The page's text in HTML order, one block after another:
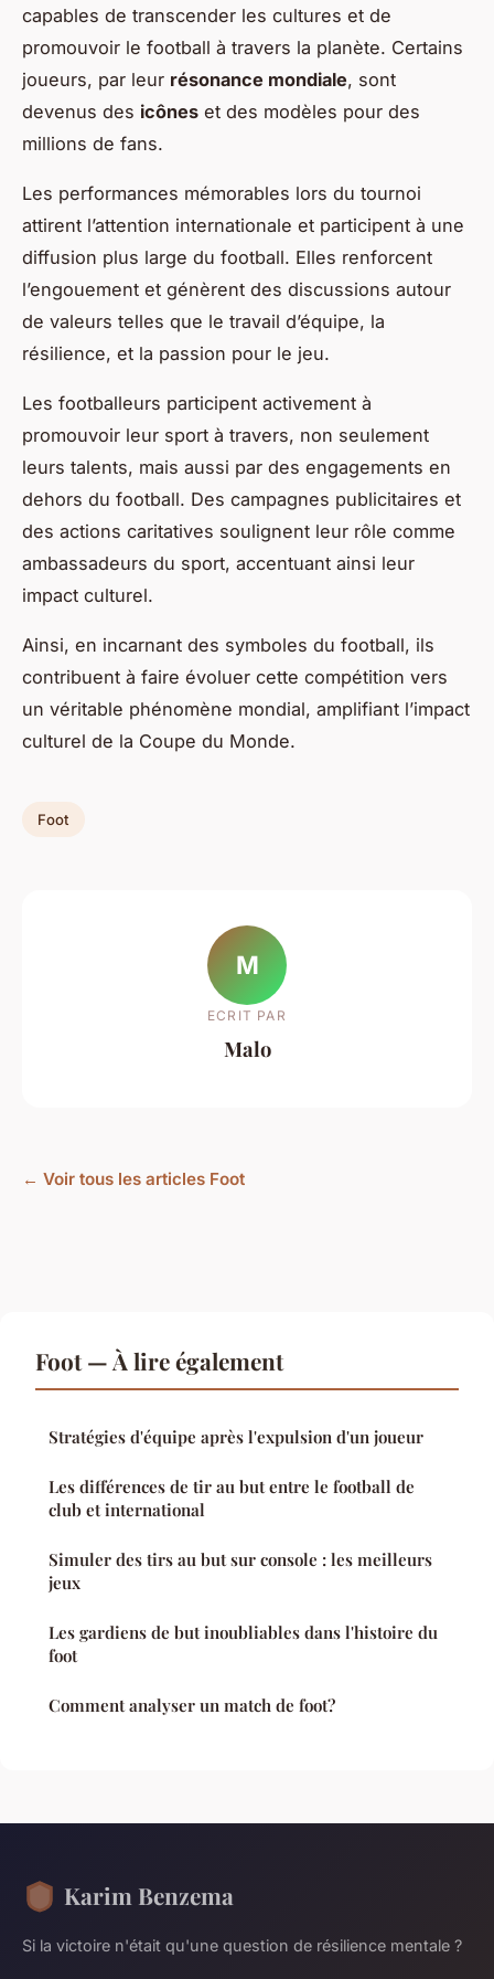
capables de transcender les cultures et de
promouvoir le football à travers la planète. Certains
joueurs, par leur résonance mondiale, sont
devenus des icônes et des modèles pour des
millions de fans.
Les performances mémorables lors du tournoi
attirent l’attention internationale et participent à une
diffusion plus large du football. Elles renforcent
l’engouement et génèrent des discussions autour
de valeurs telles que le travail d’équipe, la
résilience, et la passion pour le jeu.
Les footballeurs participent activement à
promouvoir leur sport à travers, non seulement
leurs talents, mais aussi par des engagements en
dehors du football. Des campagnes publicitaires et
des actions caritatives soulignent leur rôle comme
ambassadeurs du sport, accentuant ainsi leur
impact culturel.
Ainsi, en incarnant des symboles du football, ils
contribuent à faire évoluer cette compétition vers
un véritable phénomène mondial, amplifiant l’impact
culturel de la Coupe du Monde.
Foot
M
ECRIT PAR
Malo
← Voir tous les articles Foot
Foot — À lire également
Stratégies d'équipe après l'expulsion d'un joueur
Les différences de tir au but entre le football de
club et international
Simuler des tirs au but sur console : les meilleurs
jeux
Les gardiens de but inoubliables dans l'histoire du
foot
Comment analyser un match de foot?
Karim Benzema
Si la victoire n'était qu'une question de résilience mentale ?